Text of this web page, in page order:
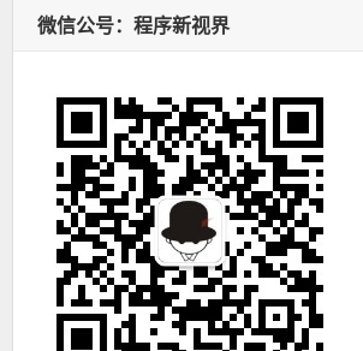
微信公号：程序新视界